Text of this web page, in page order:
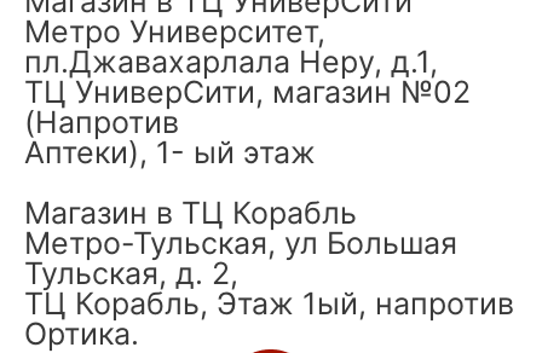
Метро Университет,
пл.Джавахарлала Неру, д.1,
ТЦ УниверСити, магазин №02
(Напротив
Аптеки), 1- ый этаж
Магазин в ТЦ Корабль
Метро-Тульская, ул Большая
Тульская, д. 2,
ТЦ Корабль, Этаж 1ый, напротив
Ортика.